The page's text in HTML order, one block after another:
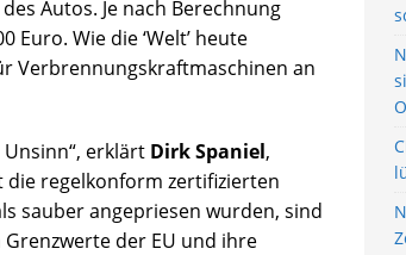
Autos. Je nach Berechnung
Wie die ‘Welt’ heute
Verbrennungskraftmaschinen an
erklärt Dirk Spaniel,
die regelkonform zertifizierten
sauber angepriesen wurden, sind
der EU und ihre